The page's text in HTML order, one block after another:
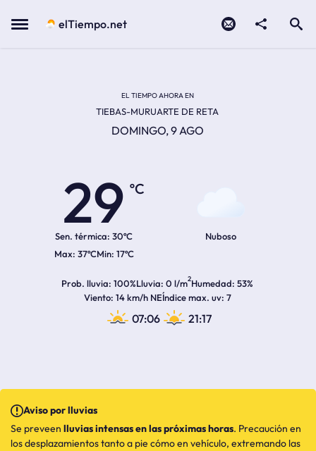
Menu elTiempo.net
EL TIEMPO AHORA EN
TIEBAS-MURUARTE DE RETA
DOMINGO, 9 AGO
29
ºC
Sen. térmica: 30ºC
37ºC 17ºC
Nuboso
Prob. lluvia 100%Lluvia 0 l/m2Humedad 53%
Viento 14 km/h NEÍndice max. uv 7
07:06 21:17
Aviso por lluvias
Se preveen lluvias intensas en las próximas horas. Precaución en
los desplazamientos tanto a pie cómo en vehículo, extremando las